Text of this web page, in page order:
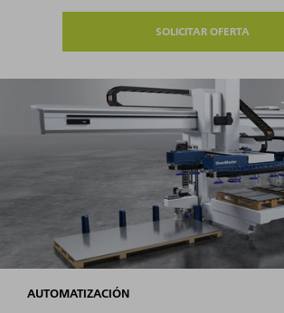
SOLICITAR OFERTA
AUTOMATIZACIÓN